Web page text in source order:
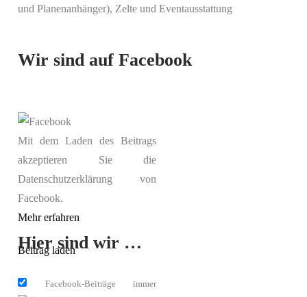
und Planenanhänger), Zelte und Eventausstattung
Wir sind auf Facebook
Mit dem Laden des Beitrags
akzeptieren Sie die
Datenschutzerklärung von
Facebook.
Mehr erfahren
Beitrag laden
Facebook-Beiträge immer
Hier sind wir …